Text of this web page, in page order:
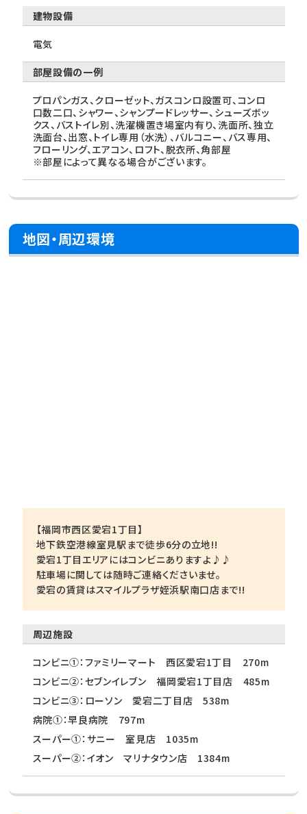
建物設備
電気
部屋設備の一例
プロパンガス、クローゼット、ガスコンロ設置可、コンロ
口数二口、シャワー、シャンプードレッサー、シューズボッ
クス、バストイレ別、洗濯機置き場室内有り、洗面所、独立
洗面台、出窓、トイレ専用（水洗）、バルコニー、バス専用、
フローリング、エアコン、ロフト、脱衣所、角部屋
※部屋によって異なる場合がございます。
地図・周辺環境
【福岡市西区愛宕1丁目】
地下鉄空港線室見駅まで徒歩6分の立地!!
愛宕1丁目エリアにはコンビニありますよ♪♪
駐車場に関しては随時ご連絡くださいませ。
愛宕の賃貸はスマイルプラザ姪浜駅南口店まで!!
周辺施設
コンビニ①：ファミリーマート 西区愛宕1丁目 270m
コンビニ②：セブンイレブン 福岡愛宕1丁目店 485m
コンビニ③：ローソン 愛宕二丁目店 538m
病院①：早良病院 797m
スーパー①：サニー 室見店 1035m
スーパー②：イオン マリナタウン店 1384m